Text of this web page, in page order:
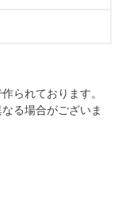
られております。
る場合がございま